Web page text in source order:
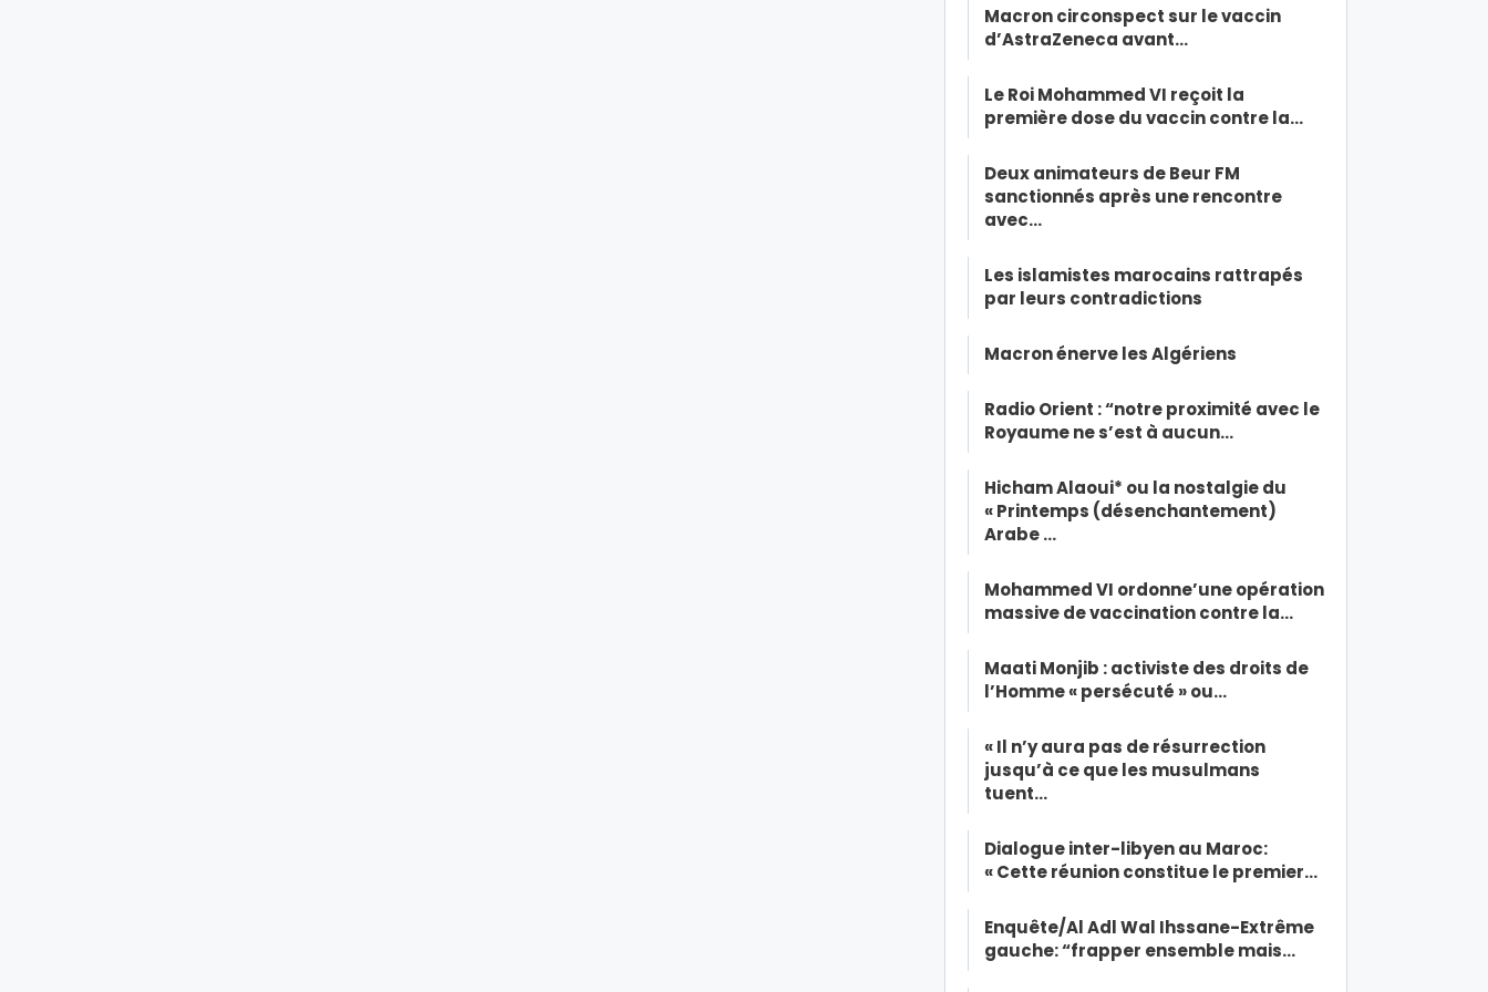
Macron circonspect sur le vaccin
d’AstraZeneca avant…
Le Roi Mohammed VI reçoit la
première dose du vaccin contre la…
Deux animateurs de Beur FM
sanctionnés après une rencontre
avec…
Les islamistes marocains rattrapés
par leurs contradictions
Macron énerve les Algériens
Radio Orient : “notre proximité avec le
Royaume ne s’est à aucun…
Hicham Alaoui* ou la nostalgie du
« Printemps (désenchantement)
Arabe …
Mohammed VI ordonne’une opération
massive de vaccination contre la…
Maati Monjib : activiste des droits de
l’Homme « persécuté » ou…
« Il n’y aura pas de résurrection
jusqu’à ce que les musulmans
tuent…
Dialogue inter-libyen au Maroc:
« Cette réunion constitue le premier…
Enquête/Al Adl Wal Ihssane-Extrême
gauche: “frapper ensemble mais…